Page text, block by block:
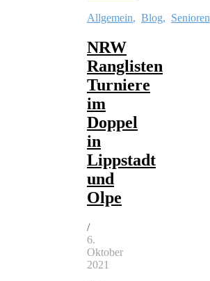
Allgemein, Blog, Senioren
NRW
Ranglisten
Turniere
im
Doppel
in
Lippstadt
und
Olpe
/
6.
Oktober
2021